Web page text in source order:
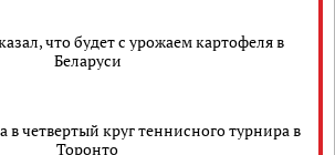
что будет с урожаем картофеля в
Беларуси
четвертый круг теннисного турнира в
Торонто